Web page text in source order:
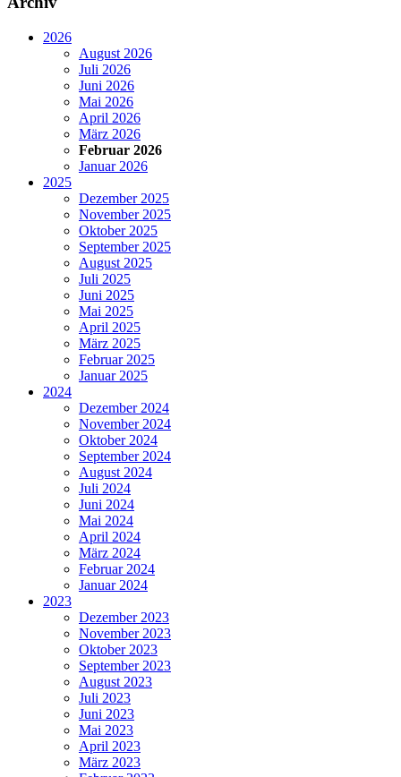
2026
August 2026
Juli 2026
Juni 2026
Mai 2026
April 2026
März 2026
Februar 2026
Januar 2026
2025
Dezember 2025
November 2025
Oktober 2025
September 2025
August 2025
Juli 2025
Juni 2025
Mai 2025
April 2025
März 2025
Februar 2025
Januar 2025
2024
Dezember 2024
November 2024
Oktober 2024
September 2024
August 2024
Juli 2024
Juni 2024
Mai 2024
April 2024
März 2024
Februar 2024
Januar 2024
2023
Dezember 2023
November 2023
Oktober 2023
September 2023
August 2023
Juli 2023
Juni 2023
Mai 2023
April 2023
März 2023